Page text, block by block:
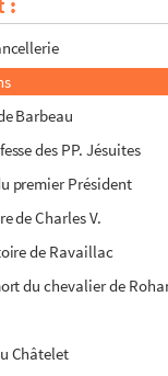
Catherine du Val
Barbeau
des PP. Jésuites
premier Président
de Charles V.
de Ravaillac
du chevalier de
Châtelet